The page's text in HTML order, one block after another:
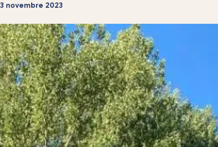
3 novembre 2023